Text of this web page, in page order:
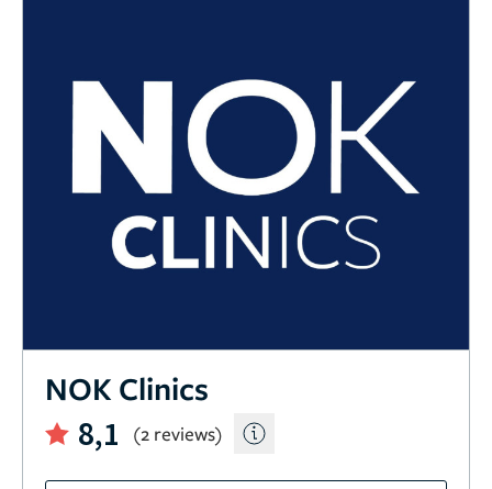
NOK Clinics
8,1
(2 reviews)